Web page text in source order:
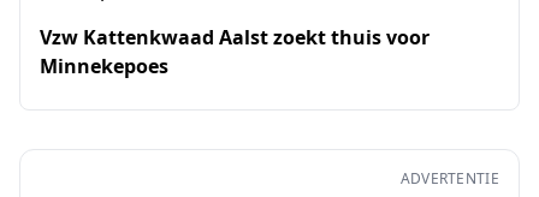
Vzw Kattenkwaad Aalst zoekt thuis voor
Minnekepoes
ADVERTENTIE